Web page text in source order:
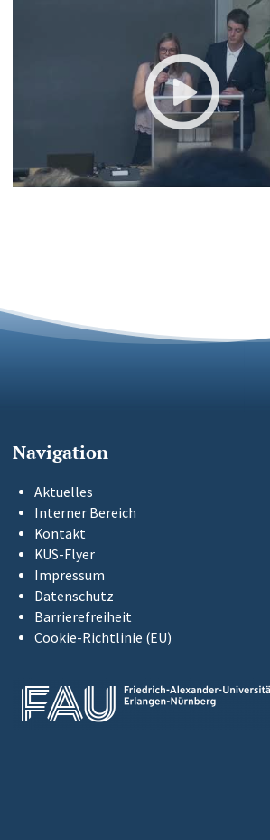
Navigation
Aktuelles
Interner Bereich
Kontakt
KUS-Flyer
Impressum
Datenschutz
Barrierefreiheit
Cookie-Richtlinie (EU)